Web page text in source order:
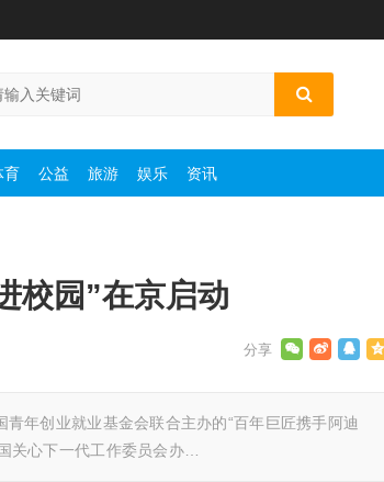
育 公益 旅游 娱乐 资讯
校园”在京启动
年创业就业基金会联合主办的“百年巨匠携手阿迪
关心下一代工作委员会办…